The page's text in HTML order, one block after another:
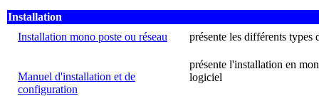
Installation
Installation mono poste ou réseau
présente les différents types
Manuel d'installation et de
configuration
présente l'installation en
logiciel